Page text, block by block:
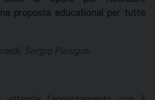
proposta educational per tutte
Sergio Perugini